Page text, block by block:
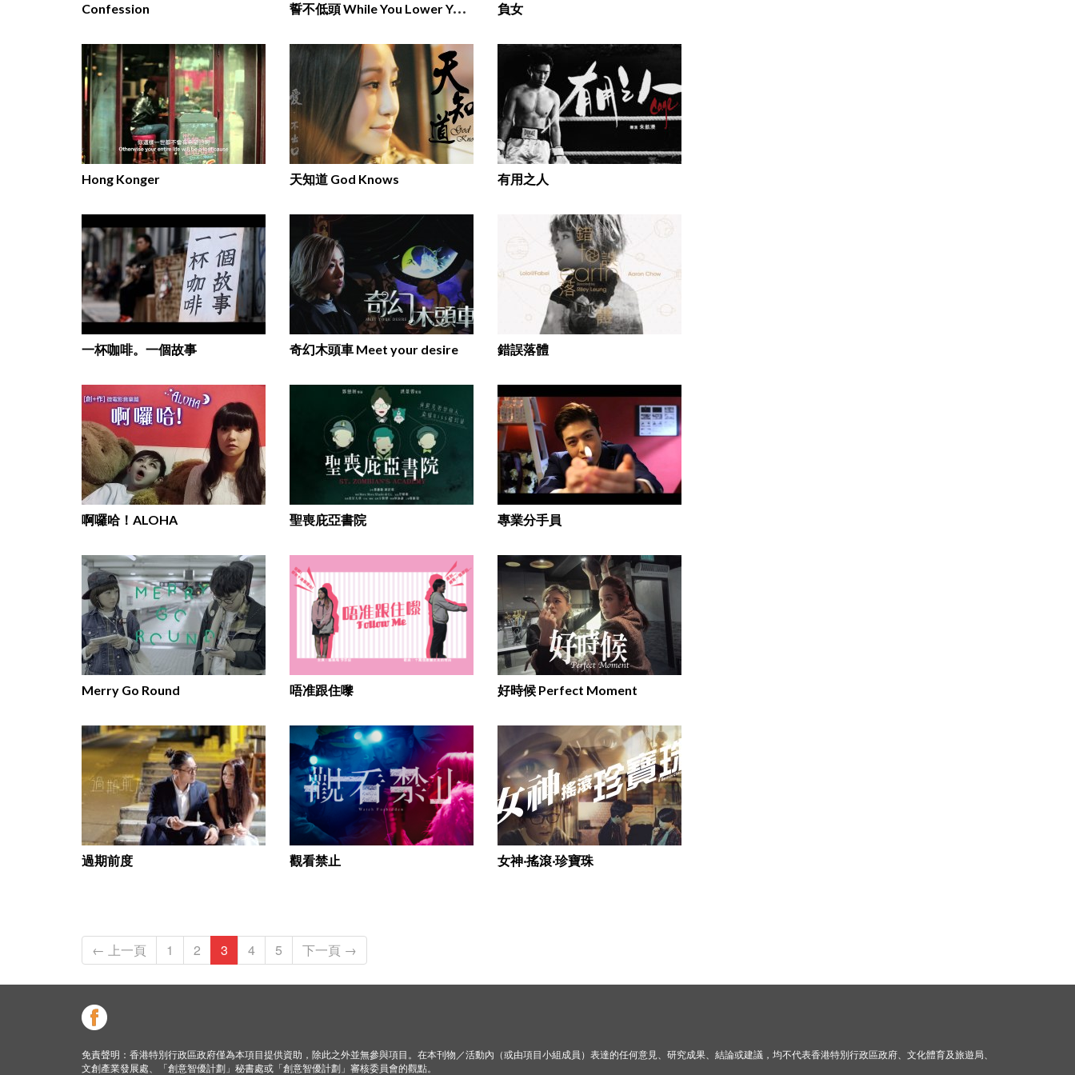
Confession 誓
不低頭 While You Lower Your Head 負女
Hong Konger 天知道 God Knows 有用之人
一杯咖啡。一個故事 奇幻木頭車 Meet your desire 錯誤落體
啊囉哈！ALOHA 聖喪庇亞書院 專業分手員
Merry Go Round 唔准跟住嚟 好時候 Perfect Moment
過期前度 觀看禁止 女神‧搖滾‧珍寶珠
← 上一頁 1 2 3 4 5 下一頁 →
免責聲明：香港特別行政區政府僅為本項目提供資助，除此之外並無參與項目。在本刊物／活動內（或由項目小組成員）表達的任何意見、研究成果、結論或建議，均不代表香港特別行政區政府、文化體育及旅遊局、
文創產業發展處、「創意智優計劃」秘書處或「創意智優計劃」審核委員會的觀點。